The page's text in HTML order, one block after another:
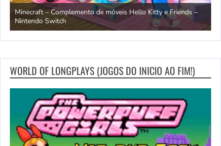
Minecraft – Complemento de móveis Hello Kitty e Friends –
Nintendo Switch
WORLD OF LONGPLAYS (JOGOS DO INICIO AO FIM!)